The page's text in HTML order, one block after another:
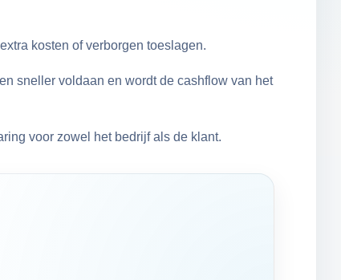
kosten of verborgen toeslagen.
sneller voldaan en wordt de cashflow van het
voor zowel het bedrijf als de klant.